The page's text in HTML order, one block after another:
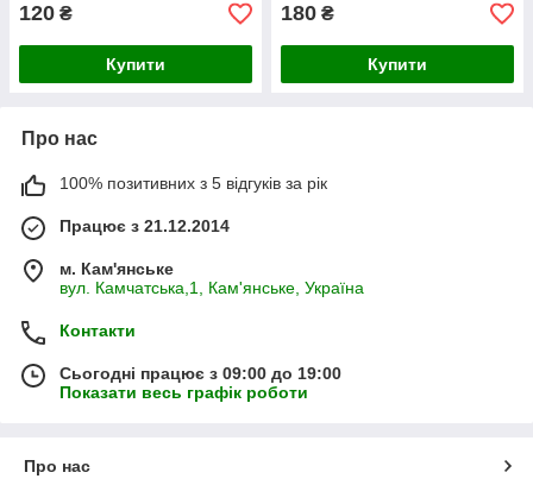
120 ₴
Купити
180 ₴
Купити
Про нас
100% позитивних з 5 відгуків за рік
Працює з 21.12.2014
м. Кам'янське
вул. Камчатська,1, Кам'янське, Україна
Контакти
Сьогодні працює з 09:00 до 19:00
Показати весь графік роботи
Про нас